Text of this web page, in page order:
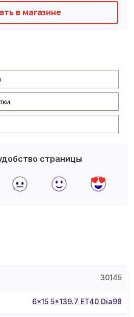
в магазине
страницы
30145
6x15 5*139.7 ET40 Dia98